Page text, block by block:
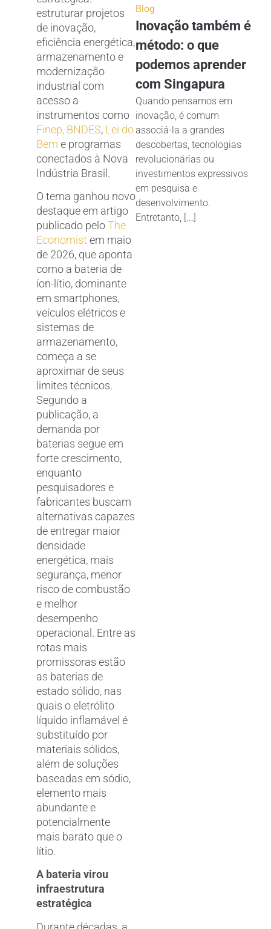
estruturar projetos
de inovação,
eficiência energética,
armazenamento e
modernização
industrial com
acesso a
instrumentos como
Finep, BNDES, Lei do
Bem e programas
conectados à Nova
Indústria Brasil.
O tema ganhou novo
destaque em artigo
publicado peloThe
Economist em maio
de 2026, que aponta
como a bateria de
íon-lítio, dominante
em smartphones,
veículos elétricos e
sistemas de
armazenamento,
começa a se
aproximar de seus
limites técnicos.
Segundo a
publicação, a
demanda por
baterias segue em
forte crescimento,
enquanto
pesquisadores e
fabricantes buscam
alternativas capazes
de entregar maior
densidade
energética, mais
segurança, menor
risco de combustão
e melhor
desempenho
operacional. Entre as
rotas mais
promissoras estão
as baterias de
estado sólido, nas
quais o eletrólito
líquido inflamável é
substituído por
materiais sólidos,
além de soluções
baseadas em sódio,
elemento mais
abundante e
potencialmente
mais barato que o
lítio.
A bateria virou
infraestrutura
estratégica
Blog
Inovação também é
método: o que
podemos aprender
com Singapura
Quando pensamos em
inovação, é comum
associá-la a grandes
descobertas, tecnologias
revolucionárias ou
investimentos expressivos
em pesquisa e
desenvolvimento.
Entretanto, [...]